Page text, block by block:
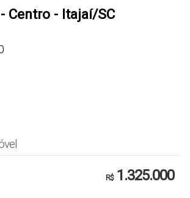
Centro - Itajaí/SC
com Closet e Banheira de
R$1.325.000